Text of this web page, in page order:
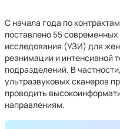
С начала года по
поставлено 55
исследования (УЗИ) для
реанимации и интенсивной
подразделений. В
ультразвуковых сканеров
проводить
направлениям.